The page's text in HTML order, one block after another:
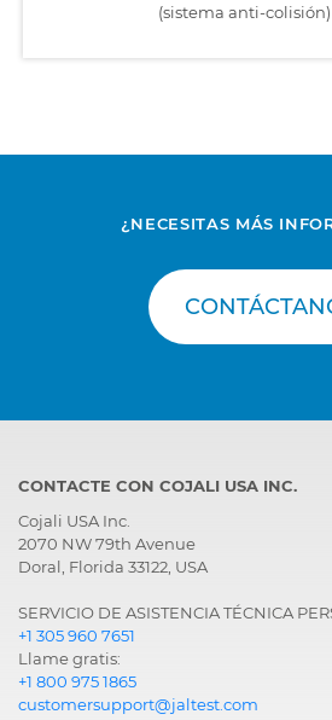
(sistema anti-colisión)
¿NECESITAS MÁS
CONTACTE CON COJALI USA INC.
Cojali USA Inc.
2070 NW 79th Avenue
Doral, Florida 33122, USA
SERVICIO DE ASISTENCIA TÉCNICA
+1 305 960 7651
Llame gratis:
+1 800 975 1865
customersupport@jaltest.com